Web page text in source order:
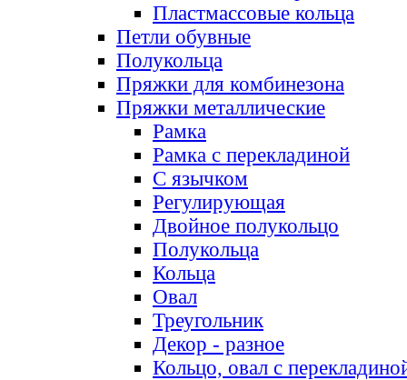
Пластмассовые кольца
Петли обувные
Полукольца
Пряжки для комбинезона
Пряжки металлические
Рамка
Рамка с перекладиной
С язычком
Регулирующая
Двойное полукольцо
Полукольца
Кольца
Овал
Треугольник
Декор - разное
Кольцо, овал с